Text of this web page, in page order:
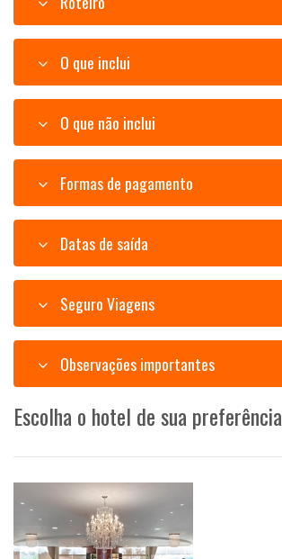
O que inclui
O que não inclui
Formas de pagamento
Datas de saída
Seguro Viagens
Observações importantes
Escolha o hotel de sua preferência